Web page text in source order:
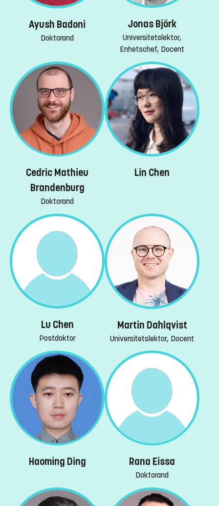
Ayush Badoni
Doktorand
Jonas Björk
Universitetslektor,
Enhetschef, Docent
Cedric Mathieu
Brandenburg
Doktorand
Lin Chen
Lu Chen
Postdoktor
Martin Dahlqvist
Universitetslektor, Docent
Haoming Ding Rana Eissa
Doktorand